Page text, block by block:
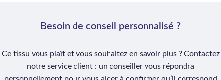
Besoin de conseil personnalisé ?
Ce tissu vous plaît et vous souhaitez en savoir plus ? Contactez
notre service client : un conseiller vous répondra
personnellement pour vous aider à confirmer qu’il correspond